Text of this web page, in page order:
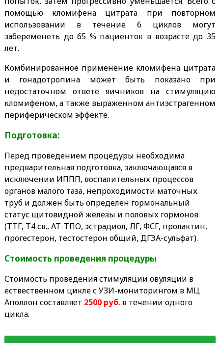
помощью кломифена цитрата при повторном
использовании в течение 6 циклов могут
забеременеть до 65 % пациенток в возрасте до 35
лет.
Комбинированное применение кломифена цитрата
и гонадотропина может быть показано при
недостаточном ответе яичников на стимуляцию
кломифеном, а также выраженном антиэстрагенном
периферическом эффекте.
Подготовка:
Перед проведением процедуры необходима
предварительная подготовка, заключающаяся в
исключении ИППП, воспалительных процессов
органов малого таза, непроходимости маточных
труб и должен быть определен гормональный
статус щитовидной железы и половых гормонов
(ТТГ, Т4 св., АТ-ТПО, эстрадиол, ЛГ, ФСГ, пролактин,
прогестерон, тестостерон общий, ДГЭА-сульфат).
Стоимость проведения процедуры
Стоимость проведения стимуляции овуляции в
ествественном цикле с УЗИ-мониторингом в МЦ
Аполлон составляет 2500 руб.в течении одного
цикла.